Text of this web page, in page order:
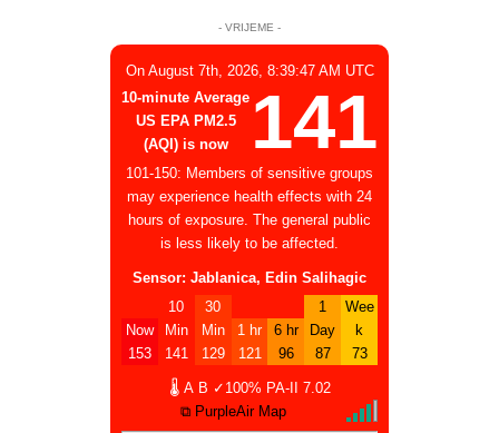
- VRIJEME -
On August 7th, 2026, 8:39:47 AM UTC
10-minute Average
US EPA PM2.5
(AQI) is now
141
101-150: Members of sensitive groups
may experience health effects with 24
hours of exposure. The general public
is less likely to be affected.
Sensor: Jablanica, Edin Salihagic
Now
153
10
Min
141
30
Min
129
1 hr
121
6 hr
96
1
Day
87
Wee
k
73
🌡 A B ✓100% PA-II
7.02
⧉ PurpleAir Map